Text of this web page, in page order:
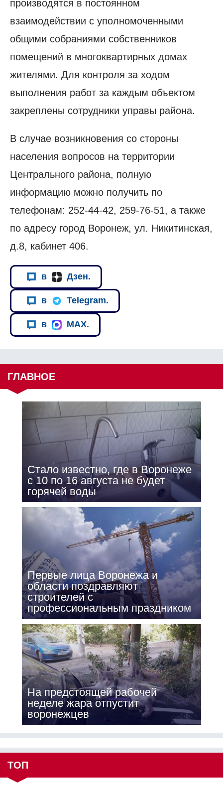
производятся в постоянном
взаимодействии с уполномоченными
общими собраниями собственников
помещений в многоквартирных домах
жителями. Для контроля за ходом
выполнения работ за каждым объектом
закреплены сотрудники управы района.
В случае возникновения со стороны
населения вопросов на территории
Центрального района, полную
информацию можно получить по
телефонам: 252-44-42, 259-76-51, а также
по адресу город Воронеж, ул. Никитинская,
д.8, кабинет 406.
в Дзен.
в Telegram.
в MAX.
ГЛАВНОЕ
Стало известно, где в Воронеже
с 10 по 16 августа не будет
горячей воды
Первые лица Воронежа и
области поздравляют
строителей с
профессиональным праздником
На предстоящей рабочей
неделе жара отпустит
воронежцев
ТОП